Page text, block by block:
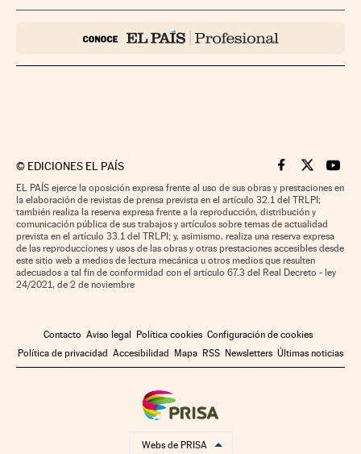
© EDICIONES EL PAÍS Cinco Días en
Cinco Días
Cinco
EL PAÍS ejerce la oposición expresa frente al uso de sus obras y prestaciones en
la elaboración de revistas de prensa prevista en el artículo 32.1 del TRLPI;
también realiza la reserva expresa frente a la reproducción, distribución y
comunicación pública de sus trabajos y artículos sobre temas de actualidad
prevista en el artículo 33.1 del TRLPI; y, asimismo, realiza una reserva expresa
de las reproducciones y usos de las obras y otras prestaciones accesibles desde
este sitio web a medios de lectura mecánica u otros medios que resulten
adecuados a tal fin de conformidad con el artículo 67.3 del Real Decreto - ley
24/2021, de 2 de noviembre
Contacto Aviso legal Política cookies Configuración de cookies
Política de privacidad Accesibilidad Mapa RSS Newsletters Últimas noticias
Webs de PRISA